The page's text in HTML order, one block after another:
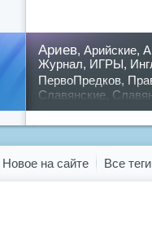
Ариев, Арийские,
Журнал, ИГРЫ,
ПервоПредков,
Славянские
русский,славян
Новое на сайте Все теги